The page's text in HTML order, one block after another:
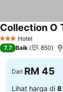
3 BintangHotel
Collection O
7.7 Baik 850
Dari RM 45
Lihat harga di 8